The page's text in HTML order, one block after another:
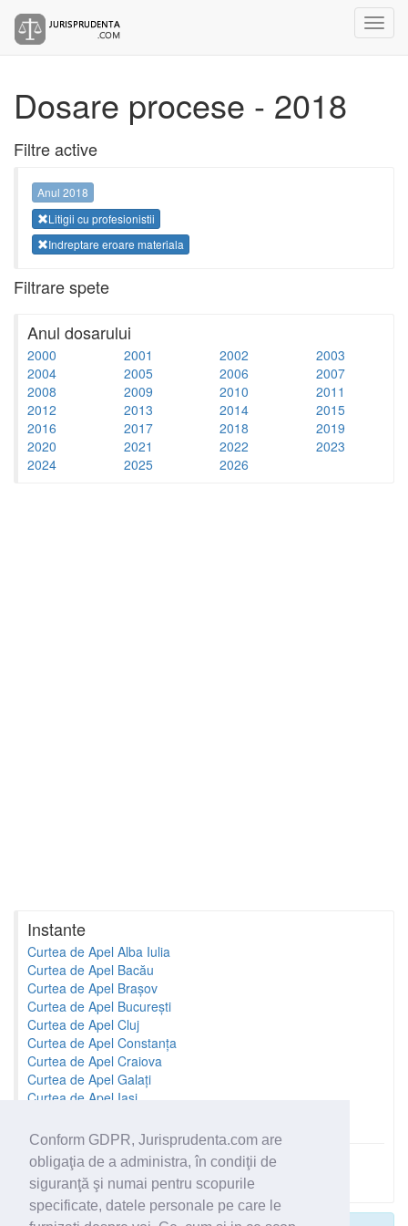
Conform GDPR, Jurisprudenta.com are
obligaţia de a administra, în condiţii de
siguranţă şi numai pentru scopurile
specificate, datele personale pe care le
Dosare procese - 2018
Filtre active
Anul 2018
Litigii cu profesionistii
Indreptare eroare materiala
Filtrare spete
Anul dosarului
2000 2001 2002
2003
2004
2005 2006
2007
2008
2009 2010
2011
2012
2013 2014
2015
2016
2017 2018
2019
2020
2021 2022
2023
2024
2025 2026
Instante
Curtea de Apel Alba Iulia
Curtea de Apel Bacău
Curtea de Apel Brașov
Curtea de Apel București
Curtea de Apel Cluj
Curtea de Apel Constanța
Curtea de Apel Craiova
Curtea de Apel Galați
Curtea de Apel Iași
Toate instantele